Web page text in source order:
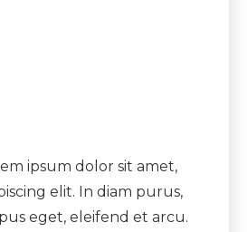
ipsum dolor sit amet,
elit. In diam purus,
eget, eleifend et arcu.